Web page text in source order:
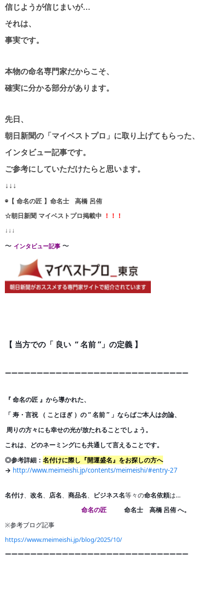
信じようが信じまいが…
それは、
事実です。
本物の命名専門家だからこそ、
確実に分かる部分があります。
先日、
朝日新聞の「マイベストプロ」に取り上げてもらった、
インタビュー記事です。
ご参考にしていただけたらと思います。
↓↓↓
◉【 命名の匠 】命名士 高橋 呂侑
☆朝日新聞 マイベストプロ掲載中
！！！
↓↓↓
〜 インタビュー記事 〜
【 当方での「 良い “ 名前 ”」の定義 】
ーーーーーーーーーーーーーーーーーーーーーーーーーーーーー
『 命名の匠 』から導かれた、
「 寿・言祝 （ ことほぎ ）の“ 名前 ” 」ならばご本人は勿論、
周りの方々にも幸せの光が放たれることでしょう。
これは、どのネーミングにも共通して言えることです。
◎参考詳細： 名付けに際し『開運盛名』をお探しの方へ
→ http://www.meimeishi.jp/contents/meimeishi/#entry-27
名付け、 改名、 店名、 商品名、 ビジネス名等々の命名依頼は…
命名の匠
命名士 高橋 呂侑 へ。
※参考ブログ記事
https://www.meimeishi.jp/blog/2025/10/
ーーーーーーーーーーーーーーーーーーーーーーーーーーーーー